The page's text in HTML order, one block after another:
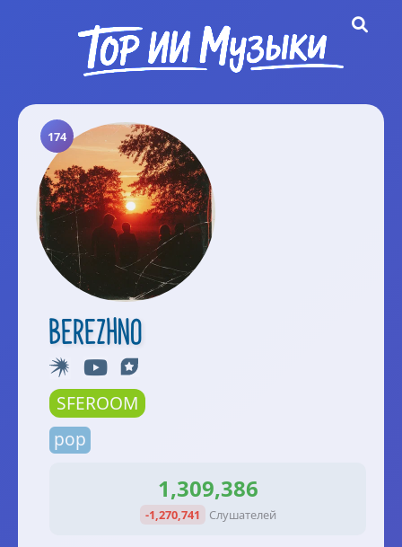
174
BEREZHNO
SFEROOM
pop
1,309,386
-1,270,741 Слушателей